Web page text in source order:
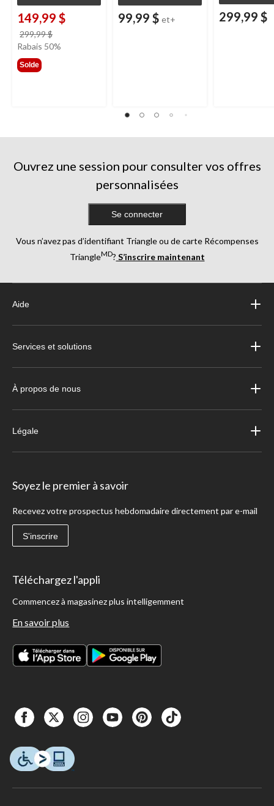
149,99 $
299,99 $
était
Rabais 50%
Solde
99,99 $ et+ 299,99 $
Ouvrez une session pour consulter vos offres
personnalisées
Se connecter
Vous n’avez pas d’identifiant Triangle ou de carte Récompenses
TriangleMD? S’inscrire maintenant
Aide
Services et solutions
À propos de nous
Légale
Soyez le premier à savoir
Recevez votre prospectus hebdomadaire directement par e-mail
S'inscrire
Téléchargez l'appli
Commencez à magasinez plus intelligemment
En savoir plus